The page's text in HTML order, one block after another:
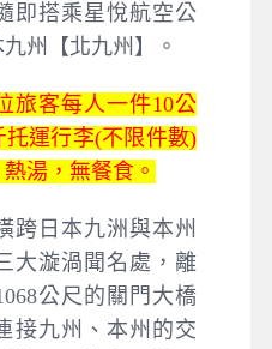
即搭乘星悅航空公
州【北九州】。
旅客每人一件10公
托運行李(不限件數)
湯，無餐食。
跨日本九洲與本州
大漩渦聞名處，離
公尺的關門大橋
接九州、本州的交